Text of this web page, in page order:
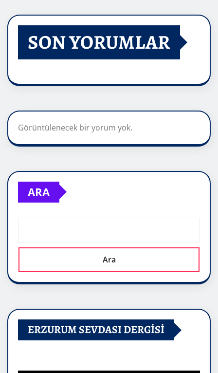
SON YORUMLAR
Görüntülenecek bir yorum yok.
ARA
Ara
ERZURUM SEVDASI DERGİSİ